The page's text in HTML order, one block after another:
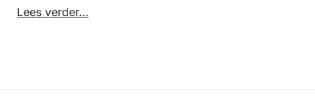
fietstocht wilt maken door schilderachtige dorpjes of
Lees verder…